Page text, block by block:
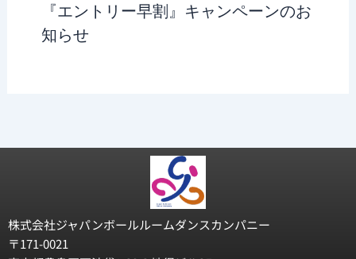
『エントリー早割』キャンペーンのお
知らせ
株式会社ジャパンボールルームダンスカンパニー
〒171-0021